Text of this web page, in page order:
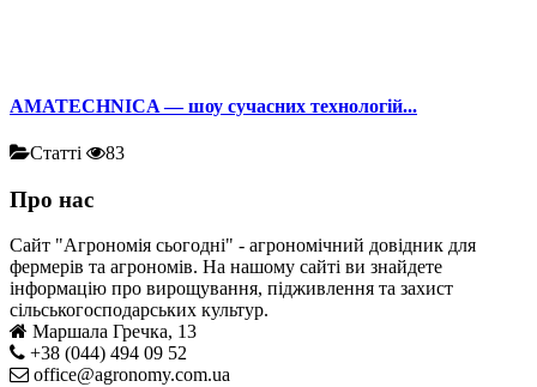
AMATECHNICA — шоу сучасних технологій...
Статті 83
Про нас
Сайт "Агрономія сьогодні" - агрономічний довідник для
фермерів та агрономів. На нашому сайті ви знайдете
інформацію про вирощування, підживлення та захист
сільськогосподарських культур.
Маршала Гречка, 13
+38 (044) 494 09 52
office@agronomy.com.ua